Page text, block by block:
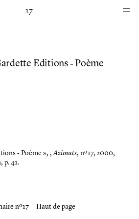
17
Editions ‑ Poème
‑ Poème », ,Azimuts, nº 17, 2000,
p. 41.
nº 17 Haut de page